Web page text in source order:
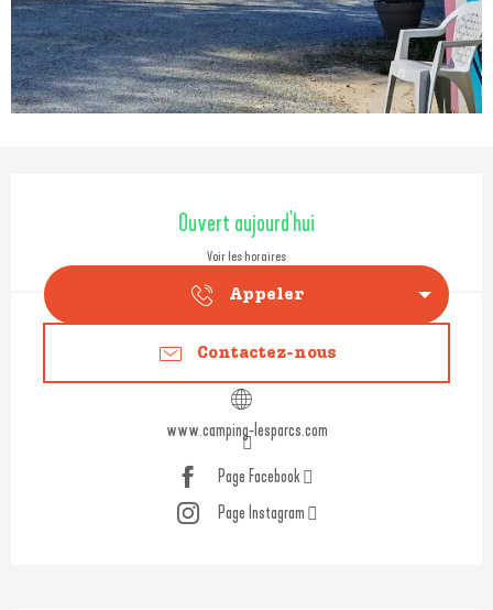
Ouverture et coordonnées
Ouvert aujourd'hui
Voir les horaires
Appeler
Contactez-nous
www.camping-lesparcs.com
Page Facebook
Page Instagram